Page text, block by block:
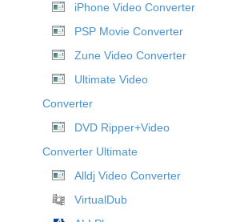
iPhone Video Converter
PSP Movie Converter
Zune Video Converter
Ultimate Video
Converter
DVD Ripper+Video
Converter Ultimate
Alldj Video Converter
VirtualDub